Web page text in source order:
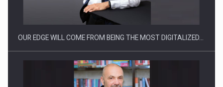
OUR EDGE WILL COME FROM BEING THE MOST DIGITALIZED…